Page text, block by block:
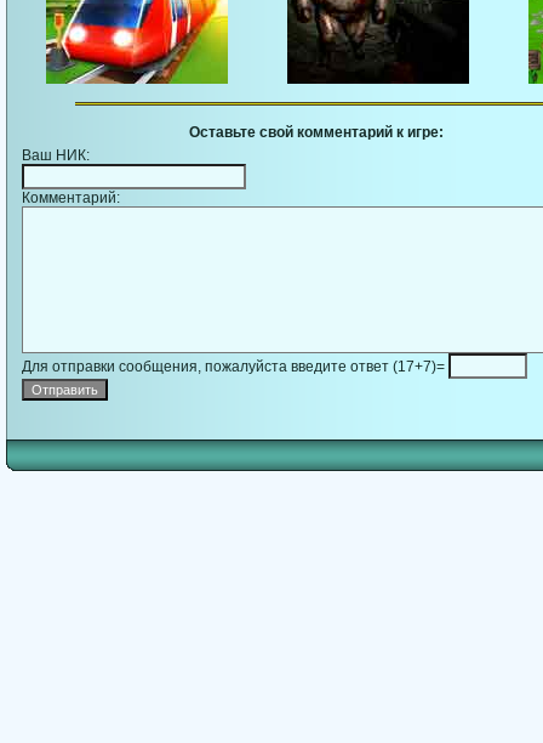
Оставьте свой комментарий к игре:
Ваш НИК:
Комментарий:
Для отправки сообщения, пожалуйста введите ответ (17+7)=